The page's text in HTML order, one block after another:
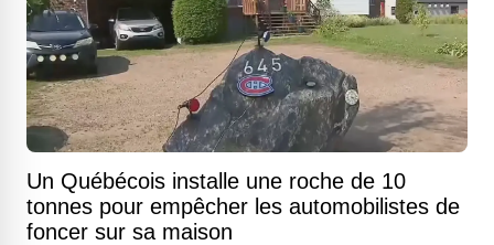
Un Québécois installe une roche de 10
tonnes pour empêcher les automobilistes de
foncer sur sa maison